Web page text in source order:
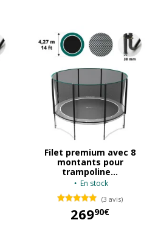
Filet premium avec 8
montants pour
trampoline...
En stock
(3 avis)
26990€